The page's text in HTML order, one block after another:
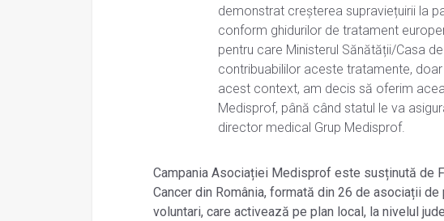
demonstrat creșterea supraviețuirii la
conform ghidurilor de tratament
pentru care Ministerul Sănătății/Casa
contribuabililor aceste tratamente,
acest context, am decis să oferim
Medisprof, până când statul le va
director medical Grup Medisprof.
Campania Asociației Medisprof este susținută de
Cancer din România, formată din 26 de asociații
voluntari, care activează pe plan local, la nivelul